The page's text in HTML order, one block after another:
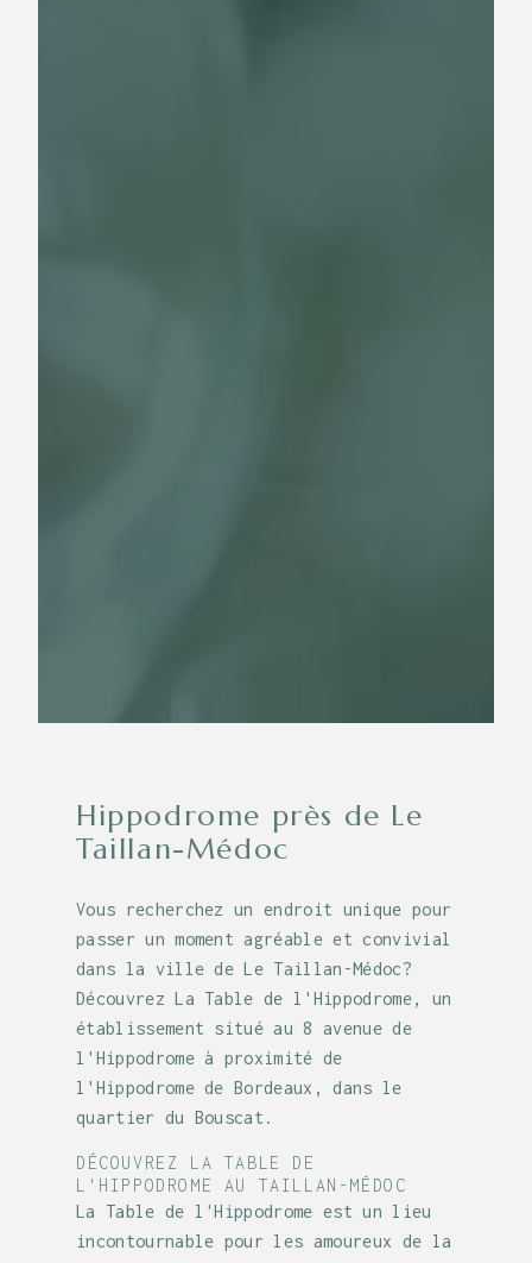
Hippodrome près de Le
Taillan-Médoc
Vous recherchez un endroit unique pour
passer un moment agréable et convivial
dans la ville de Le Taillan-Médoc?
Découvrez La Table de l'Hippodrome, un
établissement situé au 8 avenue de
l'Hippodrome à proximité de
l'Hippodrome de Bordeaux, dans le
quartier du Bouscat.
DÉCOUVREZ LA TABLE DE
L'HIPPODROME AU TAILLAN-MÉDOC
La Table de l'Hippodrome est un lieu
incontournable pour les amoureux de la